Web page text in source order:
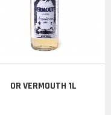
OR VERMOUTH 1L